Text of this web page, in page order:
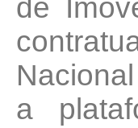
de
a